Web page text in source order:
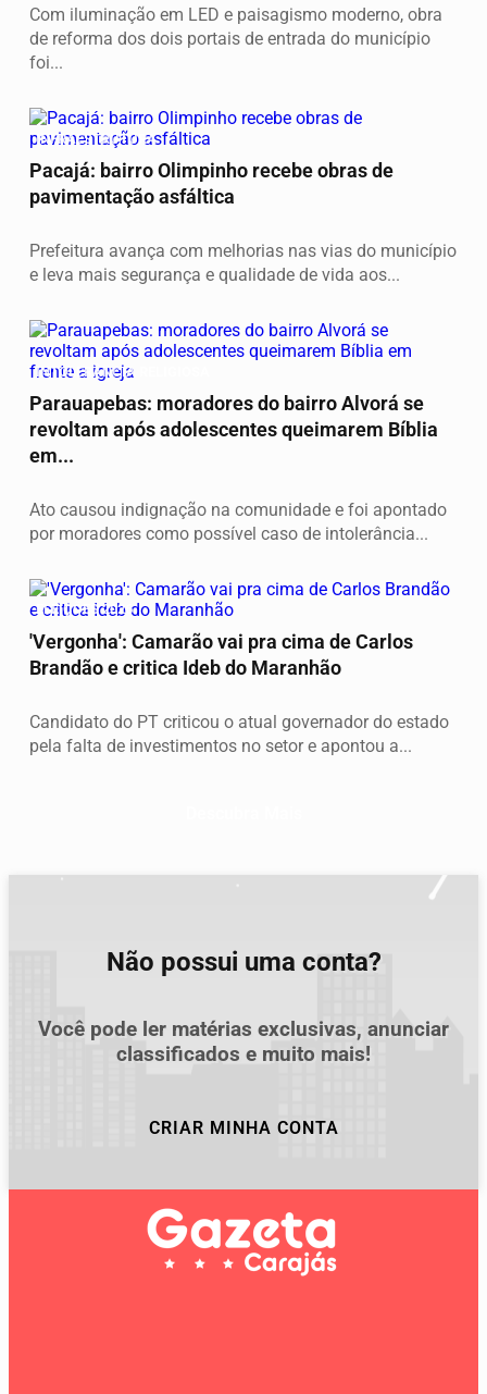
Com iluminação em LED e paisagismo moderno, obra
de reforma dos dois portais de entrada do município
foi...
INFRAESTRUTURA
Pacajá: bairro Olimpinho recebe obras de
pavimentação asfáltica
Prefeitura avança com melhorias nas vias do município
e leva mais segurança e qualidade de vida aos...
INTOLERÂNCIA RELIGIOSA
Parauapebas: moradores do bairro Alvorá se
revoltam após adolescentes queimarem Bíblia
em...
Ato causou indignação na comunidade e foi apontado
por moradores como possível caso de intolerância...
ELEIÇÕES 2026
'Vergonha': Camarão vai pra cima de Carlos
Brandão e critica Ideb do Maranhão
Candidato do PT criticou o atual governador do estado
pela falta de investimentos no setor e apontou a...
Não possui uma conta?
Você pode ler matérias exclusivas, anunciar
classificados e muito mais!
CRIAR MINHA CONTA